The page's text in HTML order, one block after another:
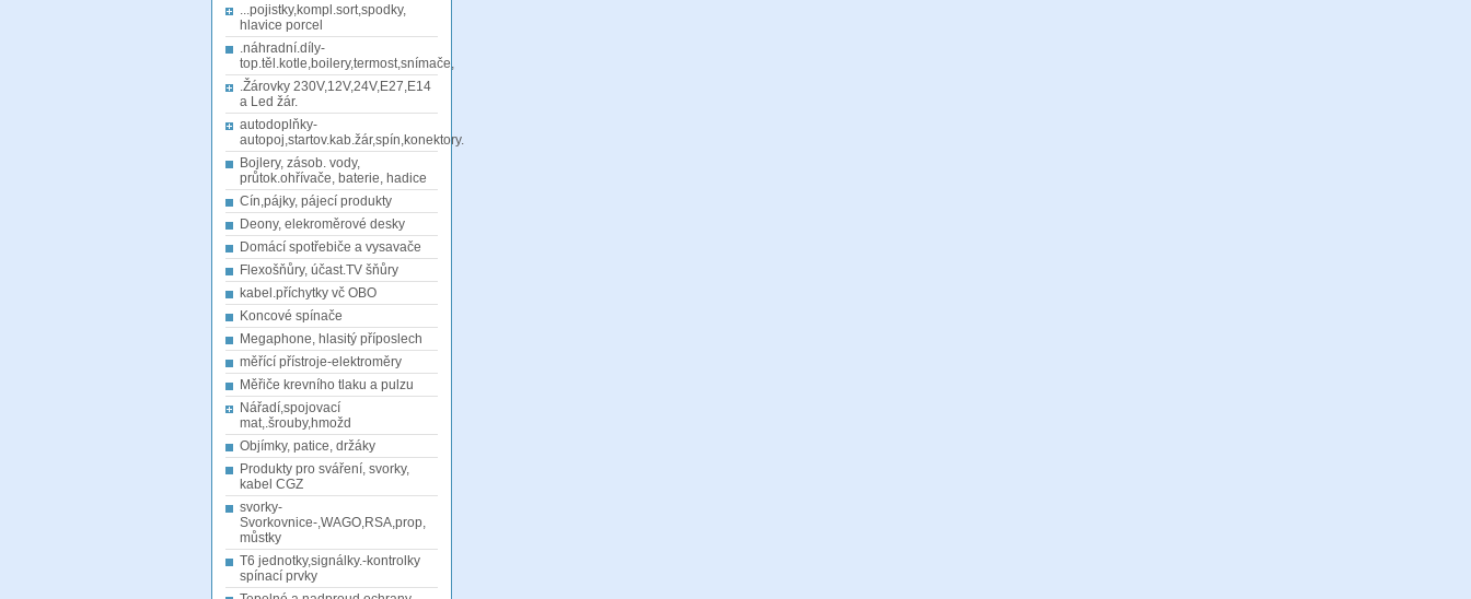
...pojistky,kompl.sort,spodky,
hlavice porcel
.náhradní.díly-
top.těl.kotle,boilery,termost,snímače,
.Žárovky 230V,12V,24V,E27,E14
a Led žár.
autodoplňky-
autopoj,startov.kab.žár,spín,konektory.
Bojlery, zásob. vody,
průtok.ohřívače, baterie, hadice
Cín,pájky, pájecí produkty
Deony, elekroměrové desky
Domácí spotřebiče a vysavače
Flexošňůry, účast.TV šňůry
kabel.příchytky vč OBO
Koncové spínače
Megaphone, hlasitý příposlech
měřící přístroje-elektroměry
Měřiče krevního tlaku a pulzu
Nářadí,spojovací
mat,.šrouby,hmožd
Objímky, patice, držáky
Produkty pro sváření, svorky,
kabel CGZ
svorky-
Svorkovnice-,WAGO,RSA,prop,
můstky
T6 jednotky,signálky.-kontrolky
spínací prvky